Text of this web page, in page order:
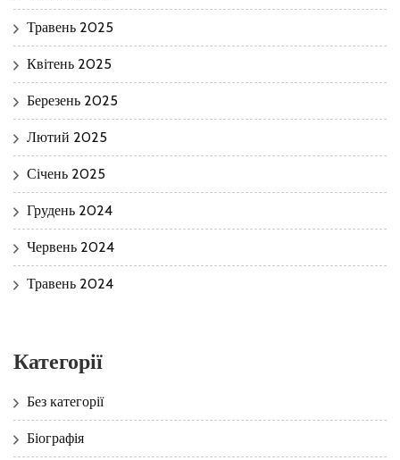
Травень 2025
Квітень 2025
Березень 2025
Лютий 2025
Січень 2025
Грудень 2024
Червень 2024
Травень 2024
Категорії
Без категорії
Біографія